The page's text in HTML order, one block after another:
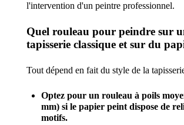
l'intervention d'un peintre professionnel.
Quel rouleau pour peindre sur
tapisserie classique et sur du
Tout dépend en fait du style de la
Optez pour un rouleau à poils
mm) si le papier peint dispose de
motifs.